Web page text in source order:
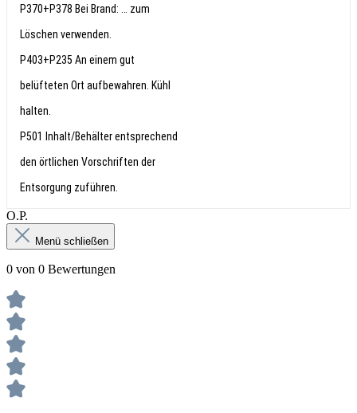
P370+P378 Bei Brand: … zum
Löschen verwenden.
P403+P235 An einem gut
belüfteten Ort aufbewahren. Kühl
halten.
P501 Inhalt/Behälter entsprechend
den örtlichen Vorschriften der
Entsorgung zuführen.
О.Р.
Menü schließen
0 von 0 Bewertungen